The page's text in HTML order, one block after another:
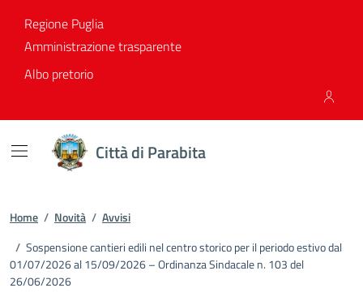
Regione Puglia
Amministrazione trasparente
Albo pretorio
Città di Parabita
Home / Novità / Avvisi
/ Sospensione cantieri edili nel centro storico per il periodo estivo dal
01/07/2026 al 15/09/2026 – Ordinanza Sindacale n. 103 del
26/06/2026